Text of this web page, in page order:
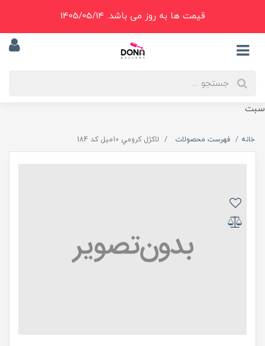
سبت
قیمت ها به روز می باشد. 1405/05/14
خانه فهرست محصولات لاکژل کرومي 10ميل کد 184